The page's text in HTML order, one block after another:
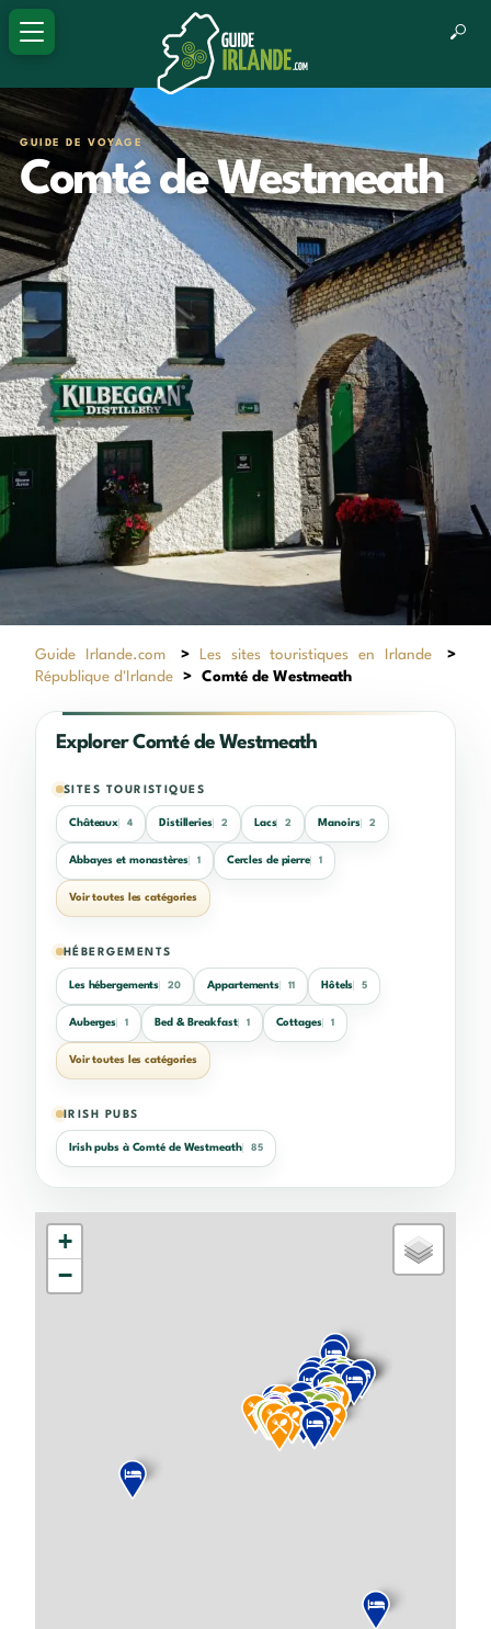
GUIDE DE VOYAGE
Comté de Westmeath
Guide Irlande.com > Les sites touristiques en Irlande
>
République d'Irlande
> Comté de Westmeath
Explorer Comté de Westmeath
SITES TOURISTIQUES
Châteaux 4 Distilleries 2 Lacs 2 Manoirs 2
Abbayes et monastères 1 Cercles de pierre 1
Voir toutes les catégories
HÉBERGEMENTS
Les hébergements 20 Appartements 11 Hôtels 5
Auberges 1 Bed & Breakfast 1 Cottages 1
Voir toutes les catégories
IRISH PUBS
Irish pubs à Comté de Westmeath 85
+
−